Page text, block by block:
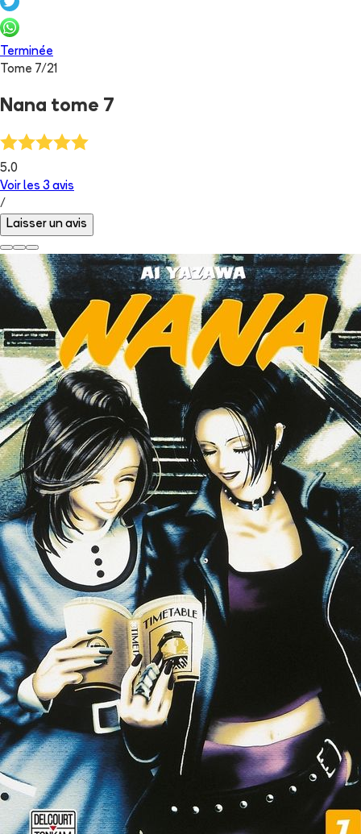
Terminée
Tome 7/21
Nana tome 7
5.0
Voir les 3 avis
/
Laisser un avis